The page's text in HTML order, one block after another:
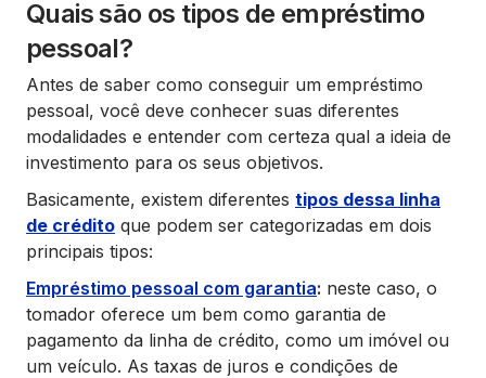
Quais são os tipos de empréstimo
pessoal?
Antes de saber como conseguir um empréstimo
pessoal, você deve conhecer suas diferentes
modalidades e entender com certeza qual a ideia de
investimento para os seus objetivos.
Basicamente, existem diferentes tipos dessa linha
de crédito que podem ser categorizadas em dois
principais tipos:
Empréstimo pessoal com garantia: neste caso, o
tomador oferece um bem como garantia de
pagamento da linha de crédito, como um imóvel ou
um veículo. As taxas de juros e condições de